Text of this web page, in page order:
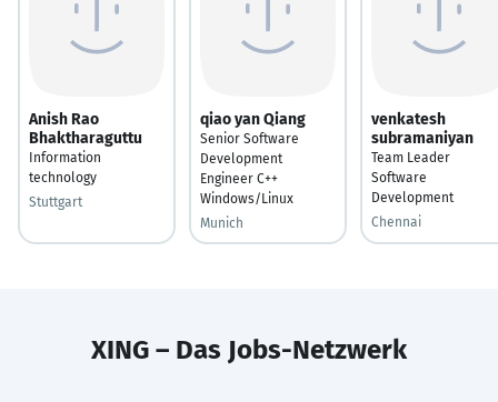
Anish Rao
Bhaktharaguttu
Information
technology
Stuttgart
qiao yan Qiang
Senior Software
Development
Engineer C++
Windows/Linux
Munich
venkatesh
subramaniyan
Team Leader
Software
Development
Chennai
XING – Das Jobs-Netzwerk